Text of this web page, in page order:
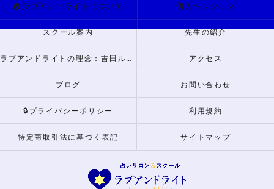
🏠ラブアンドライトについて 個人セッション
スクール案内 先生の紹介
ラブアンドライトの理念：吉田ルナからのメッセージ アクセス
ブログ お問い合わせ
🔒プライバシーポリシー 利用規約
特定商取引法に基づく表記 サイトマップ